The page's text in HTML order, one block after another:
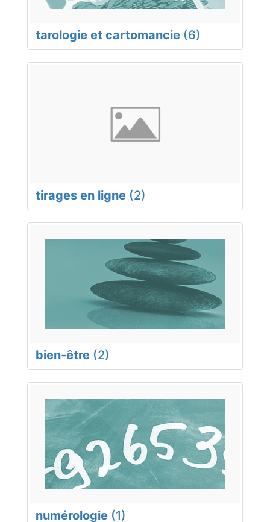
tarologie et cartomancie (6)
tirages en ligne (2)
bien-être (2)
numérologie (1)